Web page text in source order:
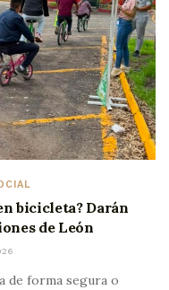
bicicleta? Darán
de León
de forma segura o